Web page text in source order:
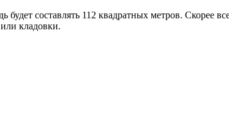
составлять 112 квадратных метров. Скорее
кладовки.